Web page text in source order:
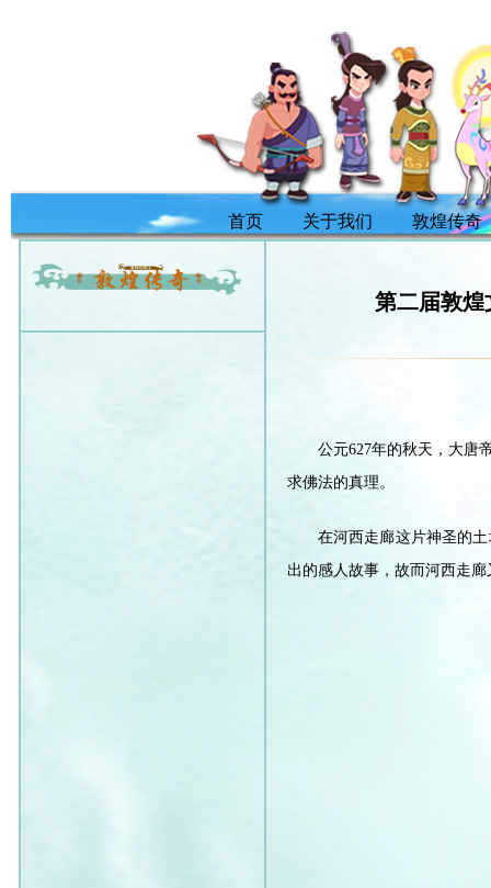
首页 关于我们 敦煌传奇
第二届敦煌
公元627年的秋天，大唐
求佛法的真理。
在河西走廊这片神圣的
出的感人故事，故而河西走